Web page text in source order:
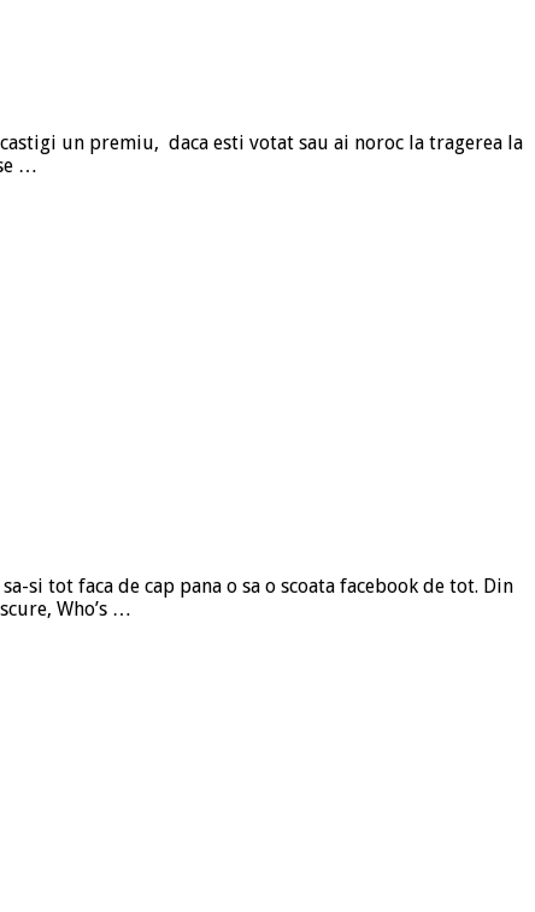
un premiu, daca esti votat sau ai noroc la tragerea la
…
si tot faca de cap pana o sa o scoata facebook de tot. Din
Who’s …